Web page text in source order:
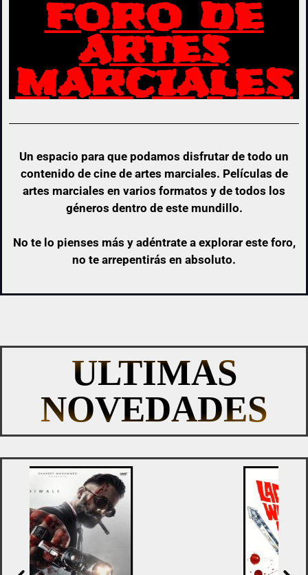
FORO DE
ARTES
MARCIALES
Un espacio para que podamos disfrutar de todo un
contenido de cine de artes marciales. Películas de
artes marciales en varios formatos y de todos los
géneros dentro de este mundillo.
No te lo pienses más y adéntrate a explorar este foro,
no te arrepentirás en absoluto.
ULTIMAS
NOVEDADES